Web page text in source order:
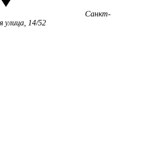
Санкт-
улица, 14/52